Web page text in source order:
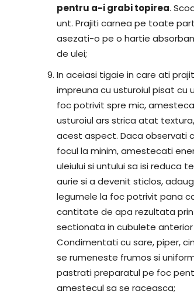
pentru a-i grabi topirea.
unt. Prajiti carnea pe toate
asezati-o pe o hartie
de ulei;
In aceiasi tigaie in care ati
impreuna cu usturoiul pisat cu
foc potrivit spre mic,
usturoiul ars strica atat
acest aspect. Daca observati
focul la minim, amestecati
uleiului si untului sa isi reduca
aurie si a devenit sticlos,
legumele la foc potrivit pana
cantitate de apa rezultata
sectionata in cubulete
Condimentati cu sare, piper,
se rumeneste frumos si
pastrati preparatul pe foc
amestecul sa se raceasca;